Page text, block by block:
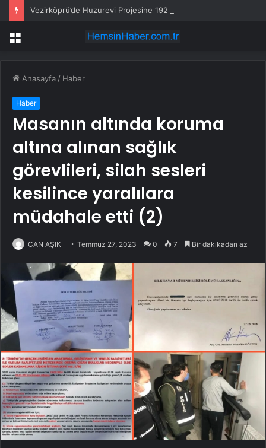
Vezirköprü’de Huzurevi Projesine 192 Milyon TL Destek
Menü
Anasayfa / Haber
Haber
Masanın altında koruma
altına alınan sağlık
görevlileri, silah sesleri
kesilince yaralılara
müdahale etti (2)
CAN AŞIK Temmuz 27, 2023 0 7 Bir dakikadan az